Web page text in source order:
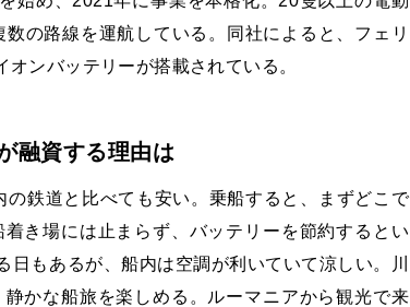
の路線を運航している。同社によると、フェリ
ンバッテリーが搭載されている。
融資する理由は
鉄道と比べても安い。乗船すると、まずどこで
き場には止まらず、バッテリーを節約するとい
もあるが、船内は空調が利いていて涼しい。川
かな船旅を楽しめる。ルーマニアから観光で来